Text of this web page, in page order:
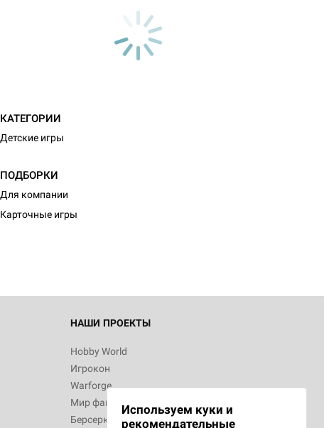
КАТЕГОРИИ
Детские игры
ПОДБОРКИ
Для компании
Карточные игры
НАШИ ПРОЕКТЫ
Hobby World
Игрокон
Warforge
Мир фантастики
Берсерк
Используем куки и
рекомендательные